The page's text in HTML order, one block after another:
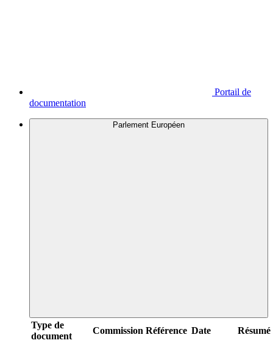
Portail de
documentation
Parlement Européen
Type de
document
Commission Référence Date
Résumé